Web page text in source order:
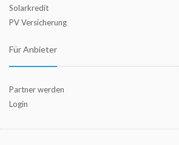
Solarkredit
PV Versicherung
Für Anbieter
Partner werden
Login